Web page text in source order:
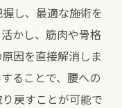
し、最適な施術を
かし、筋肉や骨格
因を直接解消しま
ることで、腰への
戻すことが可能で